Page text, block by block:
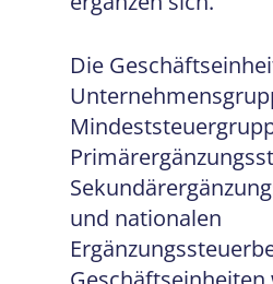
Die
und nationalen